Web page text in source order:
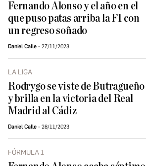
Fernando Alonso y el año en el
que puso patas arriba la F1 con
un regreso soñado
Daniel Calle 27/11/2023
LA LIGA
Rodrygo se viste de Butragueño
y brilla en la victoria del Real
Madrid al Cádiz
Daniel Calle 26/11/2023
FÓRMULA 1